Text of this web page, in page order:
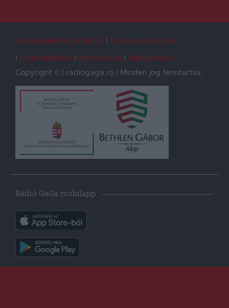
Adatvédelmi nyilatkozat
Cookie szabályzat
Sütibeállítások
Impresszum
Hibajelentés
Copyright © | radiogaga.ro | Minden jog fenntartva.
Rádió GaGa mobilapp